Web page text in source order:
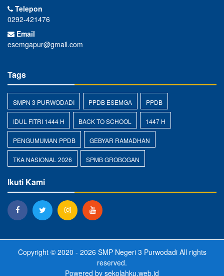
Telepon
0292-421476
Email
esemgapur@gmail.com
Tags
SMPN 3 PURWODADI PPDB ESEMGA PPDB
IDUL FITRI 1444 H BACK TO SCHOOL 1447 H
PENGUMUMAN PPDB GEBYAR RAMADHAN
TKA NASIONAL 2026 SPMB GROBOGAN
Ikuti Kami
Copyright © 2020 - 2026 SMP Negeri 3 PurwodadiAll rights
reserved.
Powered by sekolahku.web.id